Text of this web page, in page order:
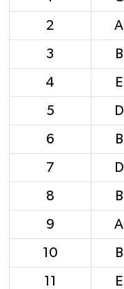
2 A
3 B
4 E
5 D
6 B
7 D
8 B
9 A
10 B
11 E